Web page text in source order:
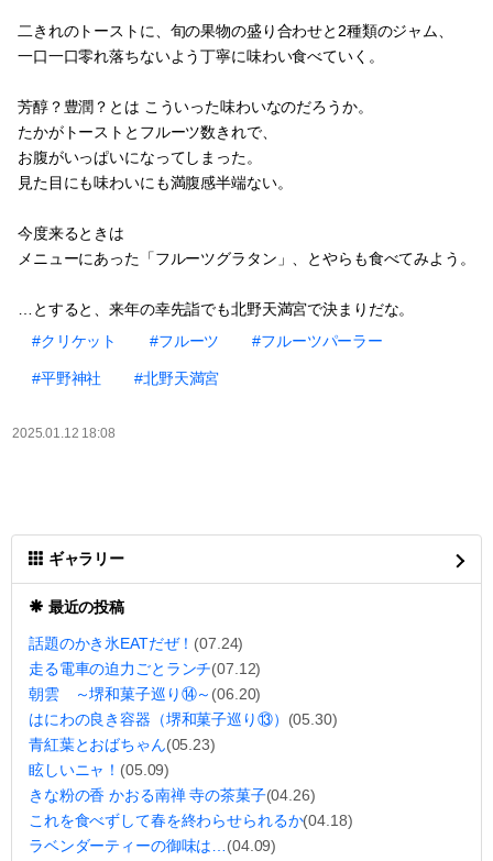
二きれのトーストに、旬の果物の盛り合わせと2種類のジャム、
一口一口零れ落ちないよう丁寧に味わい食べていく。
芳醇？豊潤？とは こういった味わいなのだろうか。
たかがトーストとフルーツ数きれで、
お腹がいっぱいになってしまった。
見た目にも味わいにも満腹感半端ない。
今度来るときは
メニューにあった「フルーツグラタン」、とやらも食べてみよう。
…とすると、来年の幸先詣でも北野天満宮で決まりだな。
#クリケット
#フルーツ #フルーツパーラー
#平野神社 #北野天満宮
2025.01.12 18:08
ギャラリー
最近の投稿
話題のかき氷EATだぜ！ (07.24)
走る電車の迫力ごとランチ(07.12)
朝雲 ～堺和菓子巡り⑭～ (06.20)
はにわの良き容器（堺和菓子巡り⑬） (05.30)
青紅葉とおばちゃん(05.23)
眩しいニャ！ (05.09)
きな粉の香 かおる南禅 寺の茶菓子(04.26)
これを食べずして春を終わらせられるか(04.18)
ラベンダーティーの御味は…(04.09)